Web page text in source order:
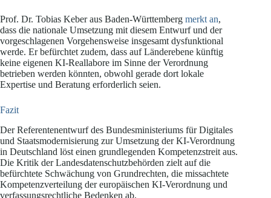
Prof. Dr. Tobias Keber aus Baden-Württemberg merkt an,
dass die nationale Umsetzung mit diesem Entwurf und der
vorgeschlagenen Vorgehensweise insgesamt dysfunktional
werde. Er befürchtet zudem, dass auf Länderebene künftig
keine eigenen KI-Reallabore im Sinne der Verordnung
betrieben werden könnten, obwohl gerade dort lokale
Expertise und Beratung erforderlich seien.
Fazit
Der Referentenentwurf des Bundesministeriums für Digitales
und Staatsmodernisierung zur Umsetzung der KI-Verordnung
in Deutschland löst einen grundlegenden Kompetenzstreit aus.
Die Kritik der Landesdatenschutzbehörden zielt auf die
befürchtete Schwächung von Grundrechten, die missachtete
Kompetenzverteilung der europäischen KI-Verordnung und
verfassungsrechtliche Bedenken ab.